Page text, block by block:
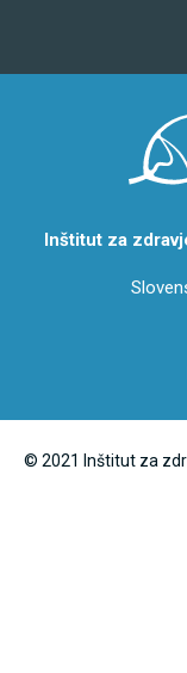
Inštitut za
© 2021 Inštitut za